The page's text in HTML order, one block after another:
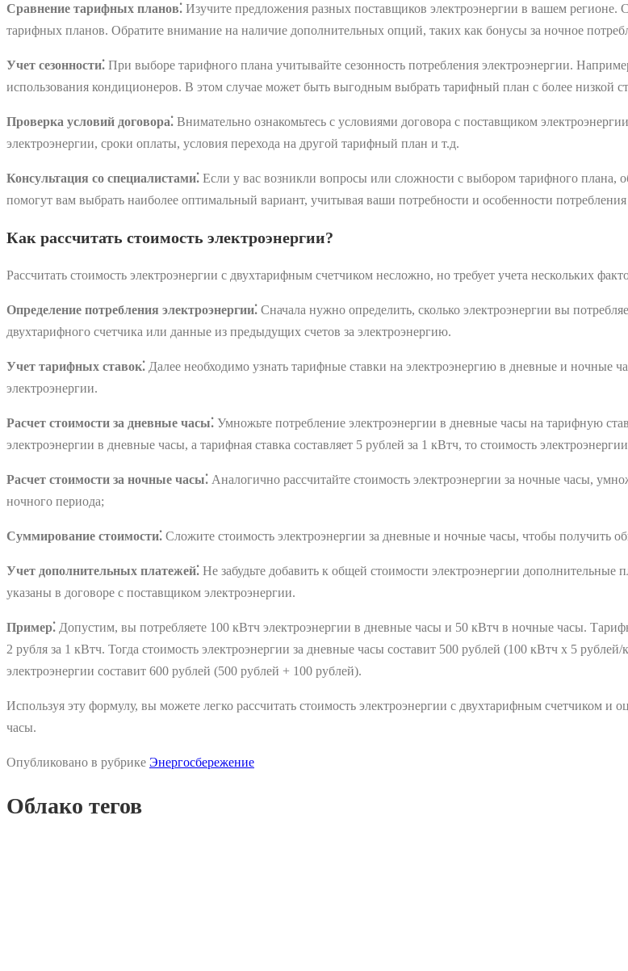
Сравнение тарифных планов⁚ Изучите предложения разных поставщиков электроэнергии в вашем
тарифных планов. Обратите внимание на наличие дополнительных опций, таких как бонусы за ночное
Учет сезонности⁚ При выборе тарифного плана учитывайте сезонность потребления электроэнергии.
использования кондиционеров. В этом случае может быть выгодным выбрать тарифный план с более низкой
Проверка условий договора⁚ Внимательно ознакомьтесь с условиями договора с поставщиком
электроэнергии, сроки оплаты, условия перехода на другой тарифный план и т.д.
Консультация со специалистами⁚ Если у вас возникли вопросы или сложности с выбором тарифного плана,
помогут вам выбрать наиболее оптимальный вариант, учитывая ваши потребности и особенности потребления
Как рассчитать стоимость электроэнергии?
Рассчитать стоимость электроэнергии с двухтарифным счетчиком несложно, но требует учета нескольких
Определение потребления электроэнергии⁚ Сначала нужно определить, сколько электроэнергии вы
двухтарифного счетчика или данные из предыдущих счетов за электроэнергию.
Учет тарифных ставок⁚ Далее необходимо узнать тарифные ставки на электроэнергию в дневные и ночные
электроэнергии.
Расчет стоимости за дневные часы⁚ Умножьте потребление электроэнергии в дневные часы на тарифную
электроэнергии в дневные часы, а тарифная ставка составляет 5 рублей за 1 кВтч, то стоимость
Расчет стоимости за ночные часы⁚ Аналогично рассчитайте стоимость электроэнергии за ночные часы,
ночного периода;
Суммирование стоимости⁚ Сложите стоимость электроэнергии за дневные и ночные часы, чтобы получить
Учет дополнительных платежей⁚ Не забудьте добавить к общей стоимости электроэнергии
указаны в договоре с поставщиком электроэнергии.
Пример⁚ Допустим, вы потребляете 100 кВтч электроэнергии в дневные часы и 50 кВтч в ночные часы.
2 рубля за 1 кВтч. Тогда стоимость электроэнергии за дневные часы составит 500 рублей (100 кВтч х 5
электроэнергии составит 600 рублей (500 рублей + 100 рублей).
Используя эту формулу, вы можете легко рассчитать стоимость электроэнергии с двухтарифным счетчиком
часы.
Опубликовано в рубрике Энергосбережение
Облако тегов